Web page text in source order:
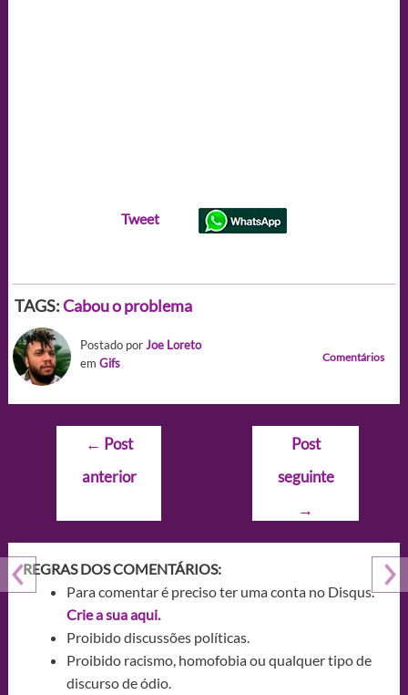
Tweet
TAGS:Cabou o problema
Postado porJoe Loreto
em Gifs Comentários
Navegação
Post
← Post
anterior
Post
seguinte
→
REGRAS DOS COMENTÁRIOS:
Para comentar é preciso ter uma conta no Disqus.
Crie a sua aqui.
Proibido discussões políticas.
Proibido racismo, homofobia ou qualquer tipo de
discurso de ódio.